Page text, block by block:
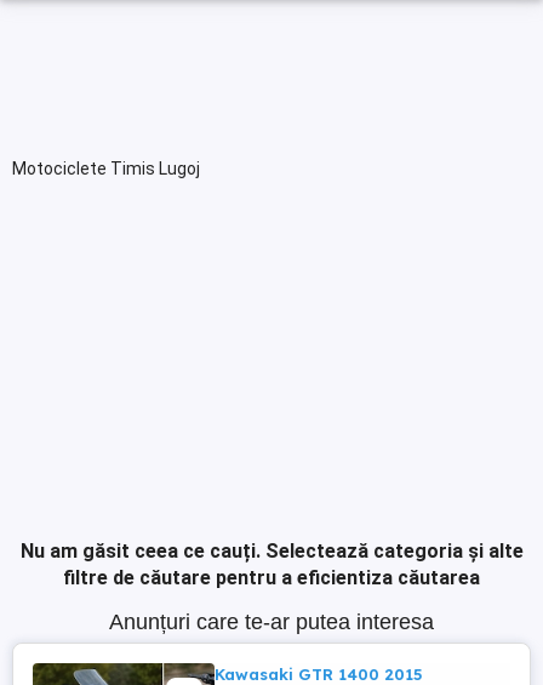
Motociclete Timis Lugoj
Nu am găsit ceea ce cauți. Selectează categoria și alte
filtre de căutare pentru a eficientiza căutarea
Anunțuri care te-ar putea interesa
Kawasaki GTR 1400 2015